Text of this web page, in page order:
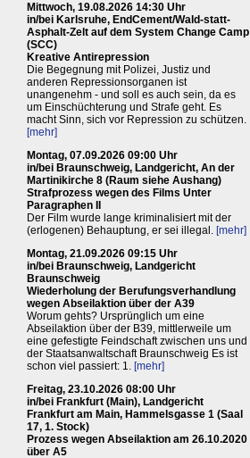
Mittwoch, 19.08.2026 14:30 Uhr
in/bei Karlsruhe, EndCement/Wald-statt-
Asphalt-Zelt auf dem System Change Camp
(SCC)
Kreative Antirepression
Die Begegnung mit Polizei, Justiz und
anderen Repressionsorganen ist
unangenehm - und soll es auch sein, da es
um Einschüchterung und Strafe geht. Es
macht Sinn, sich vor Repression zu schützen.
[mehr]
Montag, 07.09.2026 09:00 Uhr
in/bei Braunschweig, Landgericht, An der
Martinikirche 8 (Raum siehe Aushang)
Strafprozess wegen des Films Unter
Paragraphen II
Der Film wurde lange kriminalisiert mit der
(erlogenen) Behauptung, er sei illegal. [mehr]
Montag, 21.09.2026 09:15 Uhr
in/bei Braunschweig, Landgericht
Braunschweig
Wiederholung der Berufungsverhandlung
wegen Abseilaktion über der A39
Worum gehts? Ursprünglich um eine
Abseilaktion über der B39, mittlerweile um
eine gefestigte Feindschaft zwischen uns und
der Staatsanwaltschaft Braunschweig Es ist
schon viel passiert: 1. [mehr]
Freitag, 23.10.2026 08:00 Uhr
in/bei Frankfurt (Main), Landgericht
Frankfurt am Main, Hammelsgasse 1 (Saal
17, 1. Stock)
Prozess wegen Abseilaktion am 26.10.2020
über A5